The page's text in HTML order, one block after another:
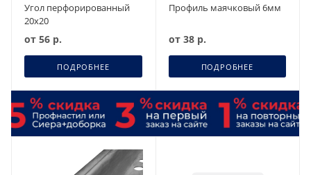
Угол перфорированный
20x20
от 56 р.
ПОДРОБНЕЕ
Профиль маячковый 6мм
от 38 р.
ПОДРОБНЕЕ